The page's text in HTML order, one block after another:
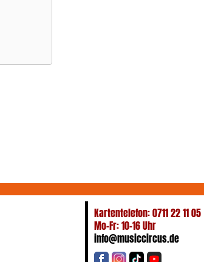
Kartentelefon: 0711 22 11 05
Mo-Fr: 10-16 Uhr
info@musiccircus.de